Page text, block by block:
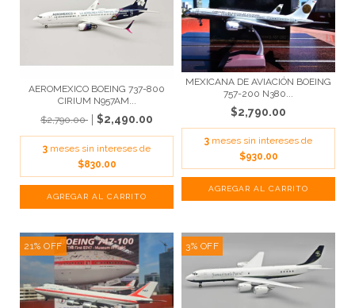
AEROMEXICO BOEING 737-800
CIRIUM N957AM...
$2,790.00
$2,490.00
3 meses sin intereses de
$830.00
MEXICANA DE AVIACIÓN BOEING
757-200 N380...
$2,790.00
3 meses sin intereses de
$930.00
21% OFF 3% OFF